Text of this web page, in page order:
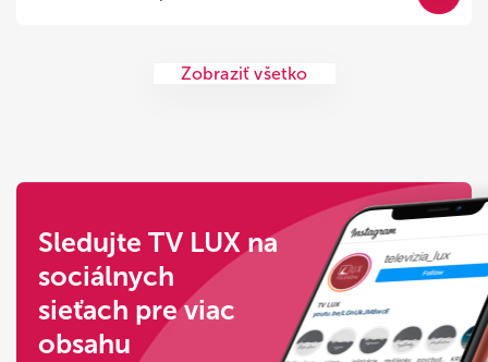
Zobraziť všetko
Sledujte TV LUX na
sociálnych
sieťach pre viac
obsahu